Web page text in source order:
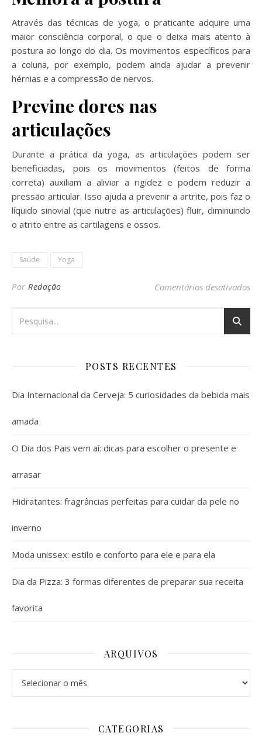
Através das técnicas de yoga, o praticante adquire uma
maior consciência corporal, o que o deixa mais atento à
postura ao longo do dia. Os movimentos específicos para
a coluna, por exemplo, podem ainda ajudar a prevenir
hérnias e a compressão de nervos.
Previne dores nas
articulações
Durante a prática da yoga, as articulações podem ser
beneficiadas, pois os movimentos (feitos de forma
correta) auxiliam a aliviar a rigidez e podem reduzir a
pressão articular. Isso ajuda a prevenir a artrite, pois faz o
líquido sinovial (que nutre as articulações) fluir, diminuindo
o atrito entre as cartilagens e ossos.
Saúde Yoga
Por Redação Comentários desativados
POSTS RECENTES
Dia Internacional da Cerveja: 5 curiosidades da bebida mais
amada
O Dia dos Pais vem aí: dicas para escolher o presente e
arrasar
Hidratantes: fragrâncias perfeitas para cuidar da pele no
inverno
Moda unissex: estilo e conforto para ele e para ela
Dia da Pizza: 3 formas diferentes de preparar sua receita
favorita
ARQUIVOS
CATEGORIAS